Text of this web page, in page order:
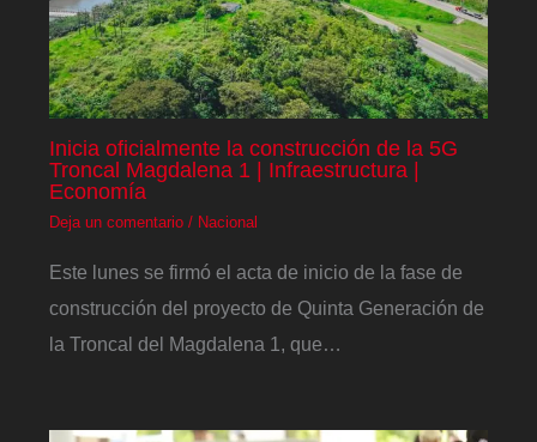
Inicia oficialmente la construcción de la 5G
Troncal Magdalena 1 | Infraestructura |
Economía
Deja un comentario / Nacional
Este lunes se firmó el acta de inicio de la fase de
construcción del proyecto de Quinta Generación de
la Troncal del Magdalena 1, que…